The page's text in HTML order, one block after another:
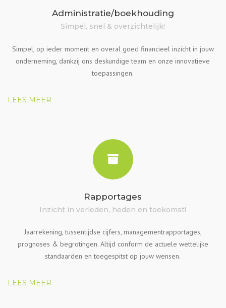
Administratie/boekhouding
Simpel, snel & overzichtelijk!
Simpel, op ieder moment en overal goed financieel inzicht in jouw
onderneming, dankzij ons deskundige team en onze innovatieve
toepassingen.
LEES MEER
Rapportages
Inzicht in verleden, heden en toekomst!
Jaarrekening, tussentijdse cijfers, managementrapportages,
prognoses & begrotingen. Altijd conform de actuele wettelijke
standaarden en toegespitst op jouw wensen.
LEES MEER